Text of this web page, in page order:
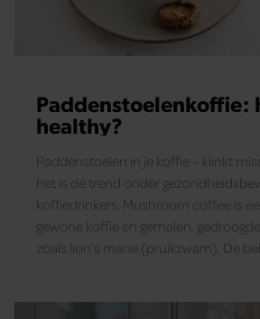
Paddenstoelenkoffie:
healthy?
Paddenstoelen in je koffie – klinkt
het is dé trend onder
koffiedrinkers. Mushroom coffee is
gewone koffie en gemalen,
zoals lion’s mane (pruikzwam). De